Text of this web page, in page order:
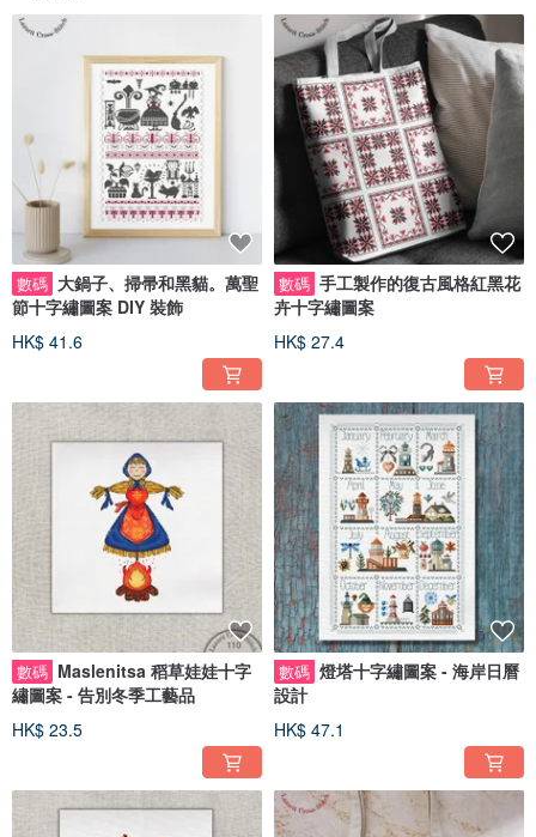
數碼 大鍋子、掃帚和黑貓。萬聖
節十字繡圖案 DIY 裝飾
HK$ 41.6
數碼 手工製作的復古風格紅黑花
卉十字繡圖案
HK$ 27.4
數碼 Maslenitsa 稻草娃娃十字
繡圖案 - 告別冬季工藝品
HK$ 23.5
數碼 燈塔十字繡圖案 - 海岸日曆
設計
HK$ 47.1